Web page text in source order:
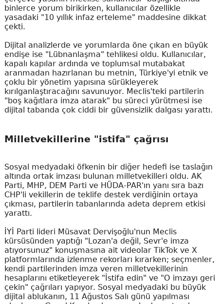
binlerce yorum birikirken, kullanıcılar özellikle
yasadaki "10 yıllık infaz erteleme" maddesine dikkat
çekti.
Dijital analizlerde ve yorumlarda öne çıkan en büyük
endişe ise "Lübnanlaşma" tehlikesi oldu. Kullanıcılar,
kapalı kapılar ardında ve toplumsal mutabakat
aranmadan hazırlanan bu metnin, Türkiye'yi etnik ve
çoklu bir yönetim yapısına sürükleyerek
kırılganlaştıracağını savunuyor. Meclis'teki partilerin
"boş kağıtlara imza atarak" bu süreci yürütmesi ise
dijital tabanda çok ciddi bir güvensizlik dalgası yarattı.
Milletvekillerine "istifa" çağrısı
Sosyal medyadaki öfkenin bir diğer hedefi ise taslağın
altında ortak imzası bulunan milletvekilleri oldu. AK
Parti, MHP, DEM Parti ve HÜDA-PAR'ın yanı sıra bazı
CHP'li vekillerin de teklife destek verdiğinin ortaya
çıkması, partilerin tabanlarında adeta deprem etkisi
yarattı.
İYİ Parti lideri Müsavat Dervişoğlu'nun Meclis
kürsüsünden yaptığı "Lozan'a değil, Sevr'e imza
atıyorsunuz" konuşmasına ait videolar TikTok ve X
platformlarında izlenme rekorları kırarken; seçmenler,
kendi partilerinden imza veren milletvekillerinin
hesaplarını etiketleyerek "İstifa edin" ve "O imzayı geri
çekin" çağrıları yapıyor. Sosyal medyadaki bu büyük
dijital ablukanın, 11 Ağustos Salı günü yapılması